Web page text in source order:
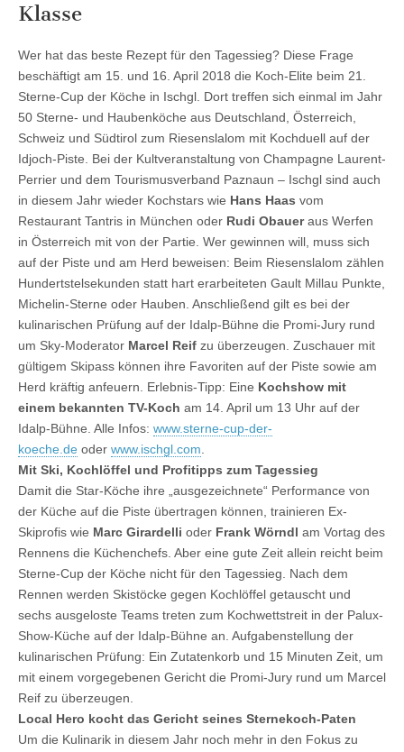
Klasse
Wer hat das beste Rezept für den Tagessieg? Diese Frage
beschäftigt am 15. und 16. April 2018 die Koch-Elite beim 21.
Sterne-Cup der Köche in Ischgl. Dort treffen sich einmal im Jahr
50 Sterne- und Haubenköche aus Deutschland, Österreich,
Schweiz und Südtirol zum Riesenslalom mit Kochduell auf der
Idjoch-Piste. Bei der Kultveranstaltung von Champagne Laurent-
Perrier und dem Tourismusverband Paznaun – Ischgl sind auch
in diesem Jahr wieder Kochstars wie Hans Haas vom
Restaurant Tantris in München oder Rudi Obaueraus Werfen
in Österreich mit von der Partie. Wer gewinnen will, muss sich
auf der Piste und am Herd beweisen: Beim Riesenslalom zählen
Hundertstelsekunden statt hart erarbeiteten Gault Millau Punkte,
Michelin-Sterne oder Hauben. Anschließend gilt es bei der
kulinarischen Prüfung auf der Idalp-Bühne die Promi-Jury rund
um Sky-Moderator Marcel Reif zu überzeugen. Zuschauer mit
gültigem Skipass können ihre Favoriten auf der Piste sowie am
Herd kräftig anfeuern. Erlebnis-Tipp: Eine Kochshow mit
einem bekannten TV-Koch am 14. April um 13 Uhr auf der
Idalp-Bühne. Alle Infos: www.sterne-cup-der-
koeche.de oder www.ischgl.com
Mit Ski, Kochlöffel und Profitipps zum Tagessieg
Damit die Star-Köche ihre „ausgezeichnete“ Performance von
der Küche auf die Piste übertragen können, trainieren Ex-
Skiprofis wie Marc Girardelli oder Frank Wörndl am Vortag des
Rennens die Küchenchefs. Aber eine gute Zeit allein reicht beim
Sterne-Cup der Köche nicht für den Tagessieg. Nach dem
Rennen werden Skistöcke gegen Kochlöffel getauscht und
sechs ausgeloste Teams treten zum Kochwettstreit in der Palux-
Show-Küche auf der Idalp-Bühne an. Aufgabenstellung der
kulinarischen Prüfung: Ein Zutatenkorb und 15 Minuten Zeit, um
mit einem vorgegebenen Gericht die Promi-Jury rund um Marcel
Reif zu überzeugen.
Local Hero kocht das Gericht seines Sternekoch-Paten
Um die Kulinarik in diesem Jahr noch mehr in den Fokus zu